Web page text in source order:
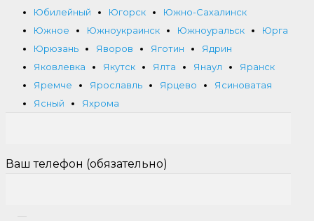
Юбилейный
Югорск
Южно-Сахалинск
Южное
Южноукраинск Южноуральск
Юрга
Юрюзань
Яворов Яготин
Ядрин
Яковлевка
Якутск Ялта Янаул
Яранск
Яремче
Ярославль Ярцево
Ясиноватая
Ясный
Яхрома
Ваш телефон (обязательно)